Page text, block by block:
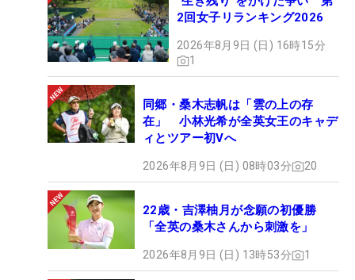
2回女子リランキング2026
2026年8月9日 (日) 16時15分
1
同郷・桑木志帆は「雲の上の存
在」 小林光希が全英女王のキャデ
ィとツアー初Vへ
2026年8月9日 (日) 08時03分 20
22歳・吉澤柚月が念願の初優勝
「全英の桑木さんから刺激を」
2026年8月9日 (日) 13時53分 1